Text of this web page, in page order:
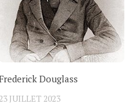
Douglass
JUILLET 2023